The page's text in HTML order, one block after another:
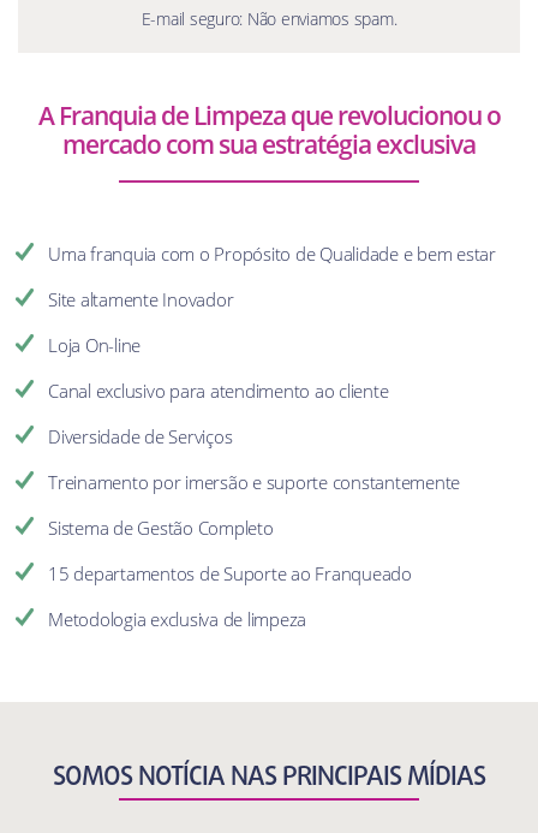
E-mail seguro: Não enviamos spam.
A Franquia de Limpeza que revolucionou o
mercado com sua estratégia exclusiva
Uma franquia com o Propósito de Qualidade e bem estar
Site altamente Inovador
Loja On-line
Canal exclusivo para atendimento ao cliente
Diversidade de Serviços
Treinamento por imersão e suporte constantemente
Sistema de Gestão Completo
15 departamentos de Suporte ao Franqueado
Metodologia exclusiva de limpeza
SOMOS NOTÍCIA NAS PRINCIPAIS MÍDIAS